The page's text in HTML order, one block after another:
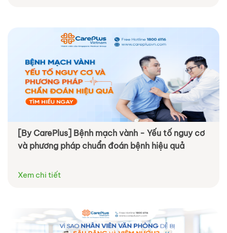
[By CarePlus] Bệnh mạch vành - Yếu tố nguy cơ
và phương pháp chuẩn đoán bệnh hiệu quả
Xem chi tiết